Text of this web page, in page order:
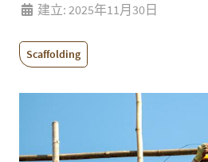
建立: 2025年11月30日
Scaffolding